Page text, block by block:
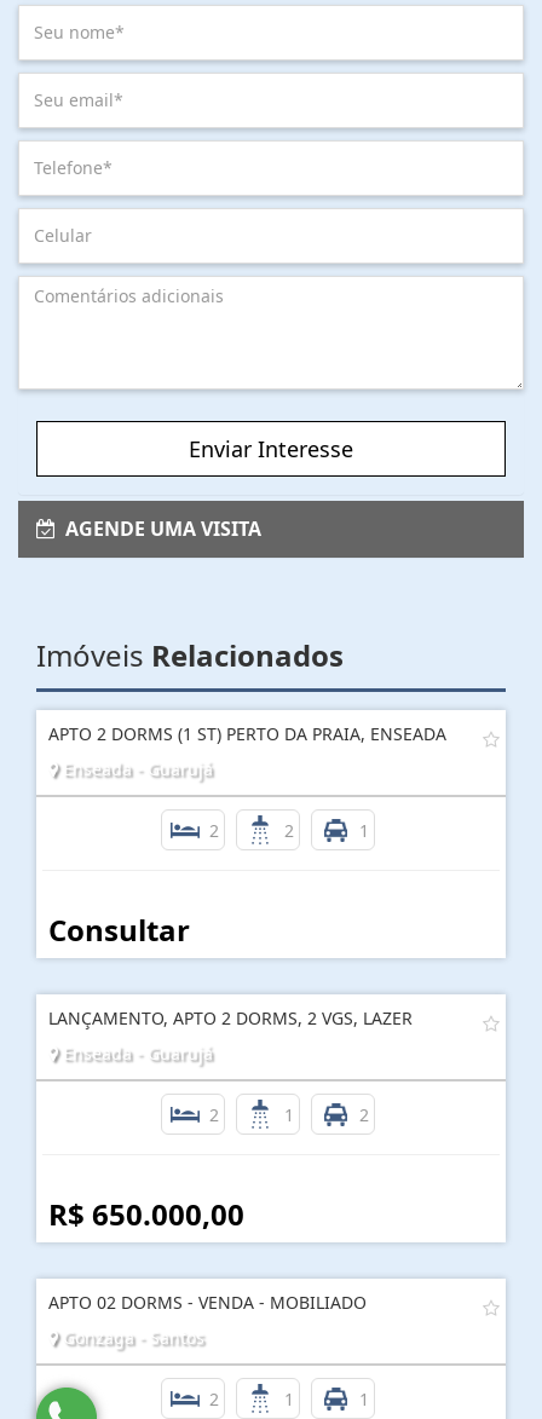
Enviar Interesse
AGENDE UMA VISITA
Imóveis Relacionados
APTO 2 DORMS (1 ST) PERTO DA PRAIA, ENSEADA
Enseada - Guarujá
2 2 1
Consultar
LANÇAMENTO, APTO 2 DORMS, 2 VGS, LAZER
Enseada - Guarujá
2 1 2
R$ 650.000,00
APTO 02 DORMS - VENDA - MOBILIADO
Gonzaga - Santos
2 1 1